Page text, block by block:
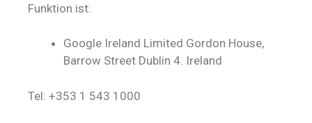
Funktion ist:
Google Ireland Limited Gordon House,
Barrow Street Dublin 4. Ireland
Tel: +353 1 543 1000